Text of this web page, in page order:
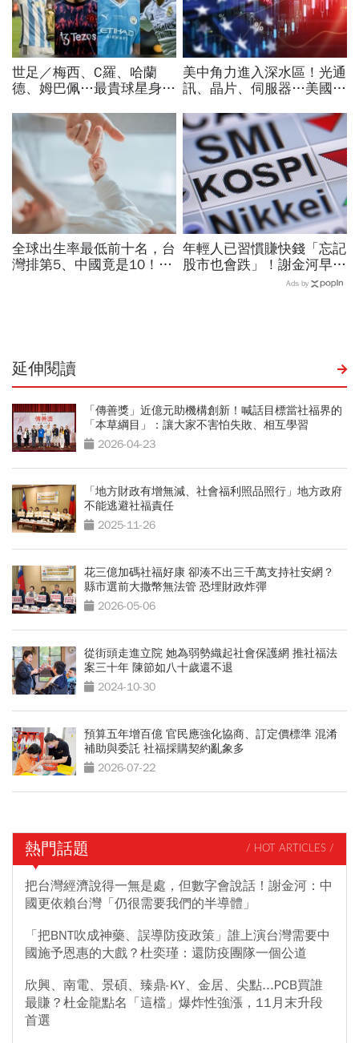
世足／梅西、C羅、哈蘭
德、姆巴佩…最貴球星身價
國560億是墊底球隊77倍
美中角力進入深水區！光通
訊、晶片、伺服器…美國制
「這類人」處境危險又困難
全球出生率最低前十名，台
灣排第5、中國竟是10！亞
年輕人已習慣賺快錢「忘記
股市也會跌」！謝金河早一
步示警南韓個股槓桿ETF會
Ads by
延伸閱讀
「傳善獎」近億元助機構創新！喊話目標當社福界的
「本草綱目」：讓大家不害怕失敗、相互學習
2026-04-23
「地方財政有增無減、社會福利照品照行」地方政府
不能逃避社福責任
2025-11-26
花三億加碼社福好康 卻湊不出三千萬支持社安網？
縣市選前大撒幣無法管 恐埋財政炸彈
2026-05-06
從街頭走進立院 她為弱勢織起社會保護網 推社福法
案三十年 陳節如八十歲還不退
2024-10-30
預算五年增百億 官民應強化協商、訂定價標準 混淆
補助與委託 社福採購契約亂象多
2026-07-22
熱門話題 / HOT ARTICLES /
把台灣經濟說得一無是處，但數字會說話！謝金河：中
國更依賴台灣「仍很需要我們的半導體」
「把BNT吹成神藥、誤導防疫政策」誰上演台灣需要中
國施予恩惠的大戲？杜奕瑾：還防疫團隊一個公道
欣興、南電、景碩、臻鼎-KY、金居、尖點...PCB買誰
最賺？杜金龍點名「這檔」爆炸性強漲，11月末升段
首選